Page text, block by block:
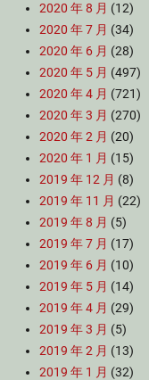
2020 年 8 月 (12)
2020 年 7 月 (34)
2020 年 6 月 (28)
2020 年 5 月 (497)
2020 年 4 月 (721)
2020 年 3 月 (270)
2020 年 2 月 (20)
2020 年 1 月 (15)
2019 年 12 月 (8)
2019 年 11 月 (22)
2019 年 8 月 (5)
2019 年 7 月 (17)
2019 年 6 月 (10)
2019 年 5 月 (14)
2019 年 4 月 (29)
2019 年 3 月 (5)
2019 年 2 月 (13)
2019 年 1 月 (32)